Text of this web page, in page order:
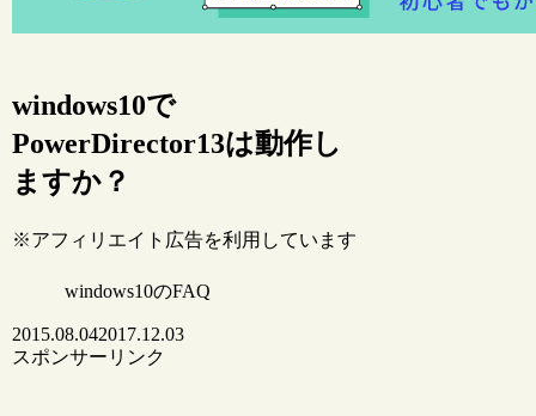
windows10で
PowerDirector13は動作し
ますか？
※アフィリエイト広告を利用しています
windows10のFAQ
2015.08.042017.12.03
スポンサーリンク